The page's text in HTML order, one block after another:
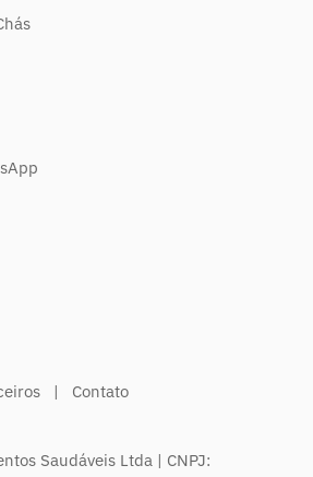
| Contato
Saudáveis Ltda | CNPJ: